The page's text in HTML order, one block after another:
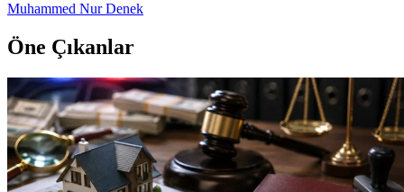
Muhammed Nur Denek
Öne Çıkanlar